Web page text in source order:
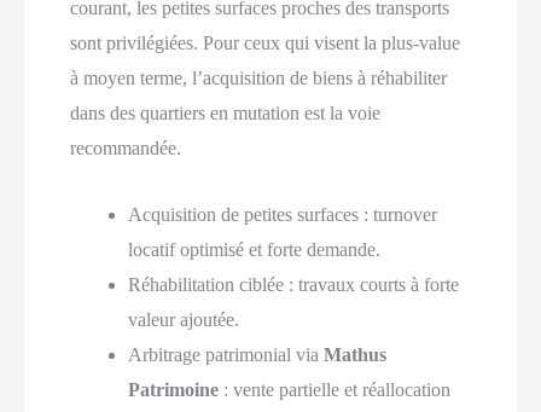
courant, les petites surfaces proches des transports
sont privilégiées. Pour ceux qui visent la plus-value
à moyen terme, l’acquisition de biens à réhabiliter
dans des quartiers en mutation est la voie
recommandée.
Acquisition de petites surfaces : turnover
locatif optimisé et forte demande.
Réhabilitation ciblée : travaux courts à forte
valeur ajoutée.
Arbitrage patrimonial viaMathus
Patrimoine : vente partielle et réallocation